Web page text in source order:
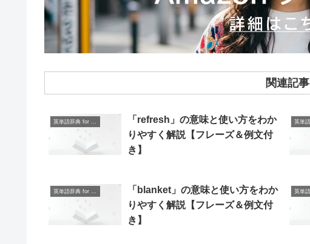
関連記事
「refresh」の意味と使い方をわか
りやすく解説【フレーズ＆例文付
き】
英単語辞典 for Beginners
「blanket」の意味と使い方をわか
りやすく解説【フレーズ＆例文付
き】